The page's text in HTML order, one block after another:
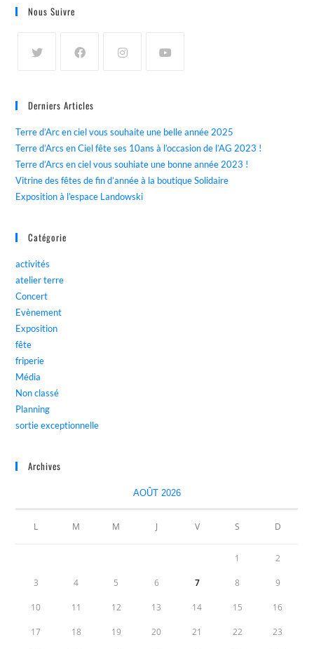
Nous Suivre
Derniers Articles
Terre d’Arc en ciel vous souhaite une belle année 2025
Terre d’Arcs en Ciel fête ses 10ans à l’occasion de l’AG 2023 !
Terre d’Arcs en ciel vous souhiate une bonne année 2023 !
Vitrine des fêtes de fin d’année à la boutique Solidaire
Exposition à l’espace Landowski
Catégorie
activités
atelier terre
Concert
Evènement
Exposition
fête
friperie
Média
Non classé
Planning
sortie exceptionnelle
Archives
AOÛT 2026
L M M J V S D
1 2
3 4 5 6 7 8 9
10 11 12 13 14 15 16
17 18 19 20 21 22 23